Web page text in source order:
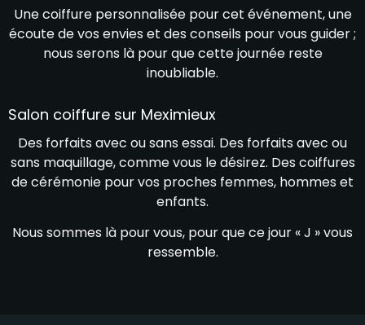
Une coiffure personnalisée pour cet événement, une
écoute de vos envies et des conseils pour vous guider ;
nous serons là pour que cette journée reste
inoubliable.
Salon coiffure sur Meximieux
Des forfaits avec ou sans essai. Des forfaits avec ou
sans maquillage, comme vous le désirez. Des coiffures
de cérémonie pour vos proches femmes, hommes et
enfants.
Nous sommes là pour vous, pour que ce jour « J » vous
ressemble.